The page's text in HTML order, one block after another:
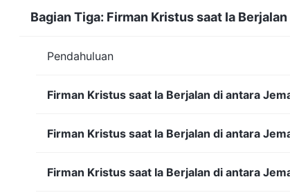
Bagian Tiga: Firman Kristus saat Ia
Pendahuluan
Firman Kristus saat Ia Berjalan di antara
Firman Kristus saat Ia Berjalan di antara
Firman Kristus saat Ia Berjalan di antara